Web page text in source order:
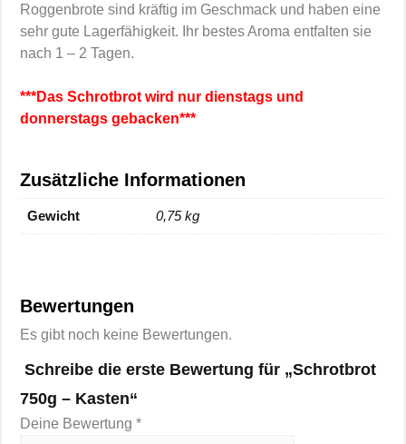
Roggenbrote sind kräftig im Geschmack und haben eine
sehr gute Lagerfähigkeit. Ihr bestes Aroma entfalten sie
nach 1 – 2 Tagen.
***Das Schrotbrot wird nur dienstags und
donnerstags gebacken***
Zusätzliche Informationen
Gewicht 0,75 kg
Bewertungen
Es gibt noch keine Bewertungen.
Schreibe die erste Bewertung für „Schrotbrot
750g – Kasten“
Deine Bewertung*